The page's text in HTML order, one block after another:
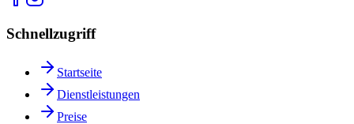
Schnellzugriff
Startseite
Dienstleistungen
Preise